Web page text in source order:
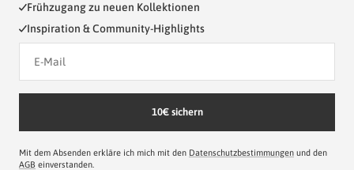
Frühzugang zu neuen Kollektionen
Inspiration & Community-Highlights
10€ sichern
Mit dem Absenden erkläre ich mich mit den Datenschutzbestimmungen und den
AGB einverstanden.